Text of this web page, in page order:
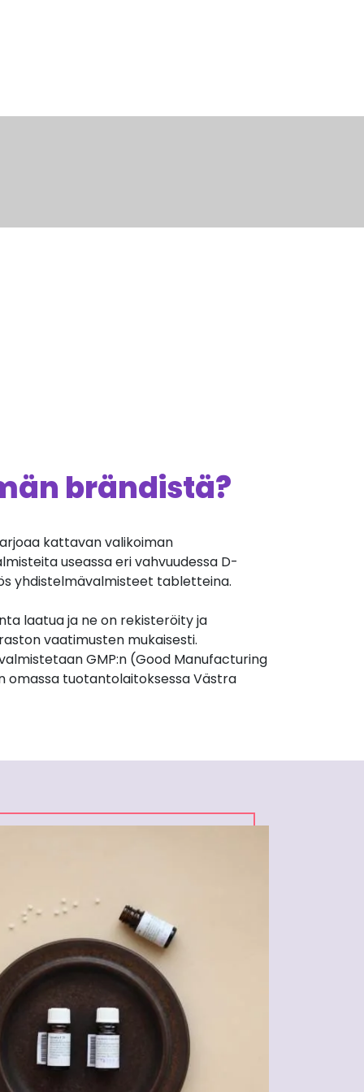
brändistä?
kattavan valikoiman
useassa eri vahvuudessa D-
yhdistelmävalmisteet tabletteina.
laatua ja ne on rekisteröity ja
vaatimusten mukaisesti.
GMP:n (Good Manufacturing
omassa tuotantolaitoksessa Västra